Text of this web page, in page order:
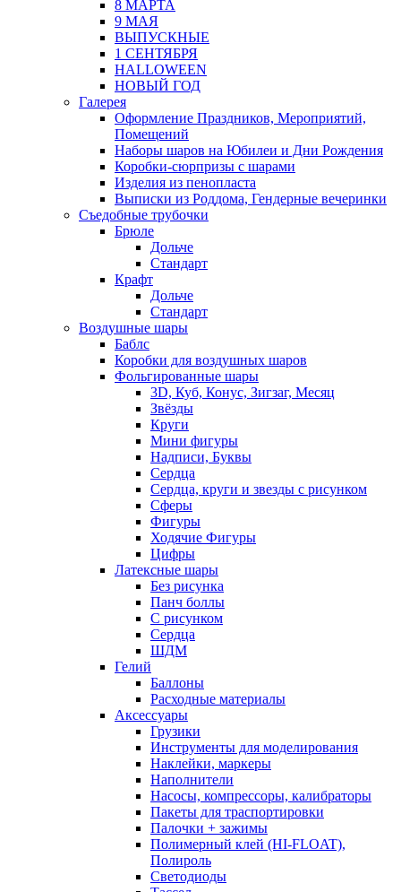
8 МАРТА
9 МАЯ
ВЫПУСКНЫЕ
1 СЕНТЯБРЯ
HALLOWEEN
НОВЫЙ ГОД
Галерея
Оформление Праздников, Мероприятий,
Помещений
Наборы шаров на Юбилеи и Дни Рождения
Коробки-сюрпризы с шарами
Изделия из пенопласта
Выписки из Роддома, Гендерные вечеринки
Съедобные трубочки
Брюле
Дольче
Стандарт
Крафт
Дольче
Стандарт
Воздушные шары
Баблс
Коробки для воздушных шаров
Фольгированные шары
3D, Куб, Конус, Зигзаг, Месяц
Звёзды
Круги
Мини фигуры
Надписи, Буквы
Сердца
Сердца, круги и звезды с рисунком
Сферы
Фигуры
Ходячие Фигуры
Цифры
Латексные шары
Без рисунка
Панч боллы
С рисунком
Сердца
ШДМ
Гелий
Баллоны
Расходные материалы
Аксессуары
Грузики
Инструменты для моделирования
Наклейки, маркеры
Наполнители
Насосы, компрессоры, калибраторы
Пакеты для траспортировки
Палочки + зажимы
Полимерный клей (HI-FLOAT),
Полироль
Светодиоды